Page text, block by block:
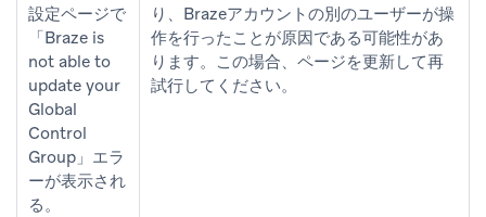
設定ページで
「Braze is
not able to
update your
Global
Control
Group」エラ
ーが表示され
る。
り、Brazeアカウントの別のユーザーが操
作を行ったことが原因である可能性があ
ります。この場合、ページを更新して再
試行してください。